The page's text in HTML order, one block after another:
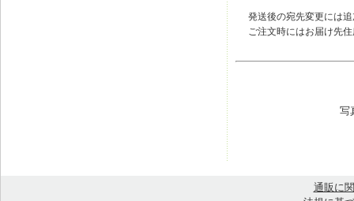
発送後の宛先変更には
ご注文時にはお届け先
写
通販に